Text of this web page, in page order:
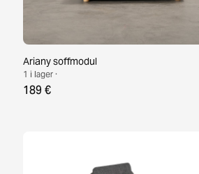
Ariany soffmodul
1 i lager ·
189 €